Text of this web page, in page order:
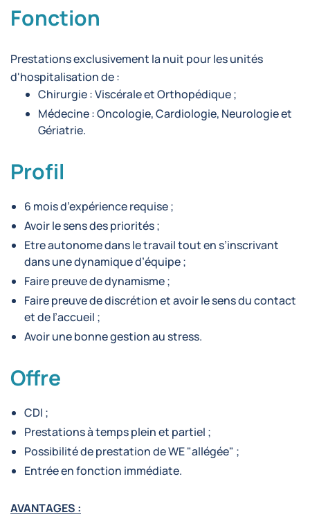
Fonction
Prestations exclusivement la nuit pour les unités
d'hospitalisation de :
Chirurgie : Viscérale et Orthopédique ;
Médecine : Oncologie, Cardiologie, Neurologie et
Gériatrie.
Profil
6 mois d’expérience requise ;
Avoir le sens des priorités ;
Etre autonome dans le travail tout en s’inscrivant
dans une dynamique d’équipe ;
Faire preuve de dynamisme ;
Faire preuve de discrétion et avoir le sens du contact
et de l’accueil ;
Avoir une bonne gestion au stress.
Offre
CDI ;
Prestations à temps plein et partiel ;
Possibilité de prestation de WE "allégée" ;
Entrée en fonction immédiate.
AVANTAGES :